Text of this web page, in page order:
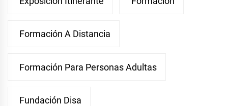
Formación A Distancia
Formación Para Personas Adultas
Fundación Disa